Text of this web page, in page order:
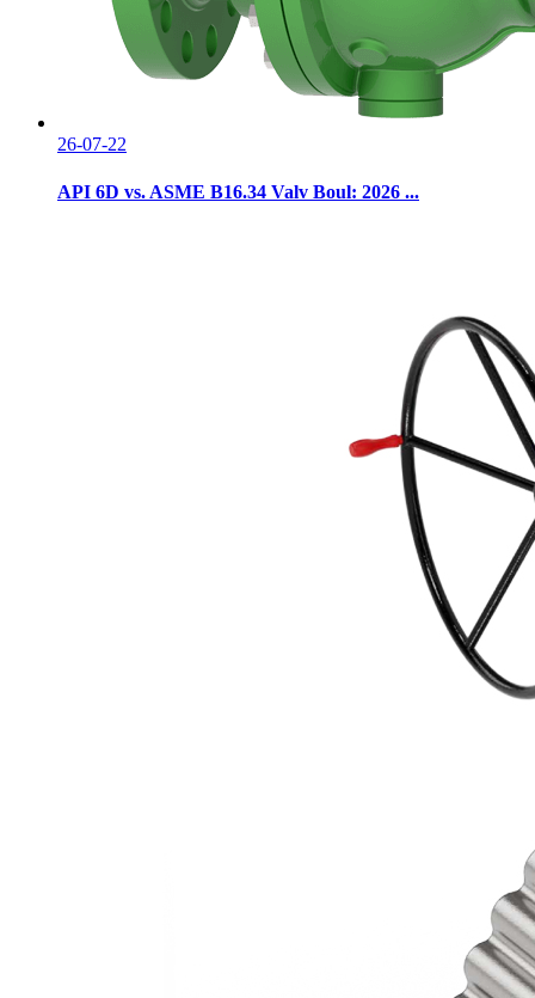
26-07-22
API 6D vs. ASME B16.34 Valv Boul: 2026 ...